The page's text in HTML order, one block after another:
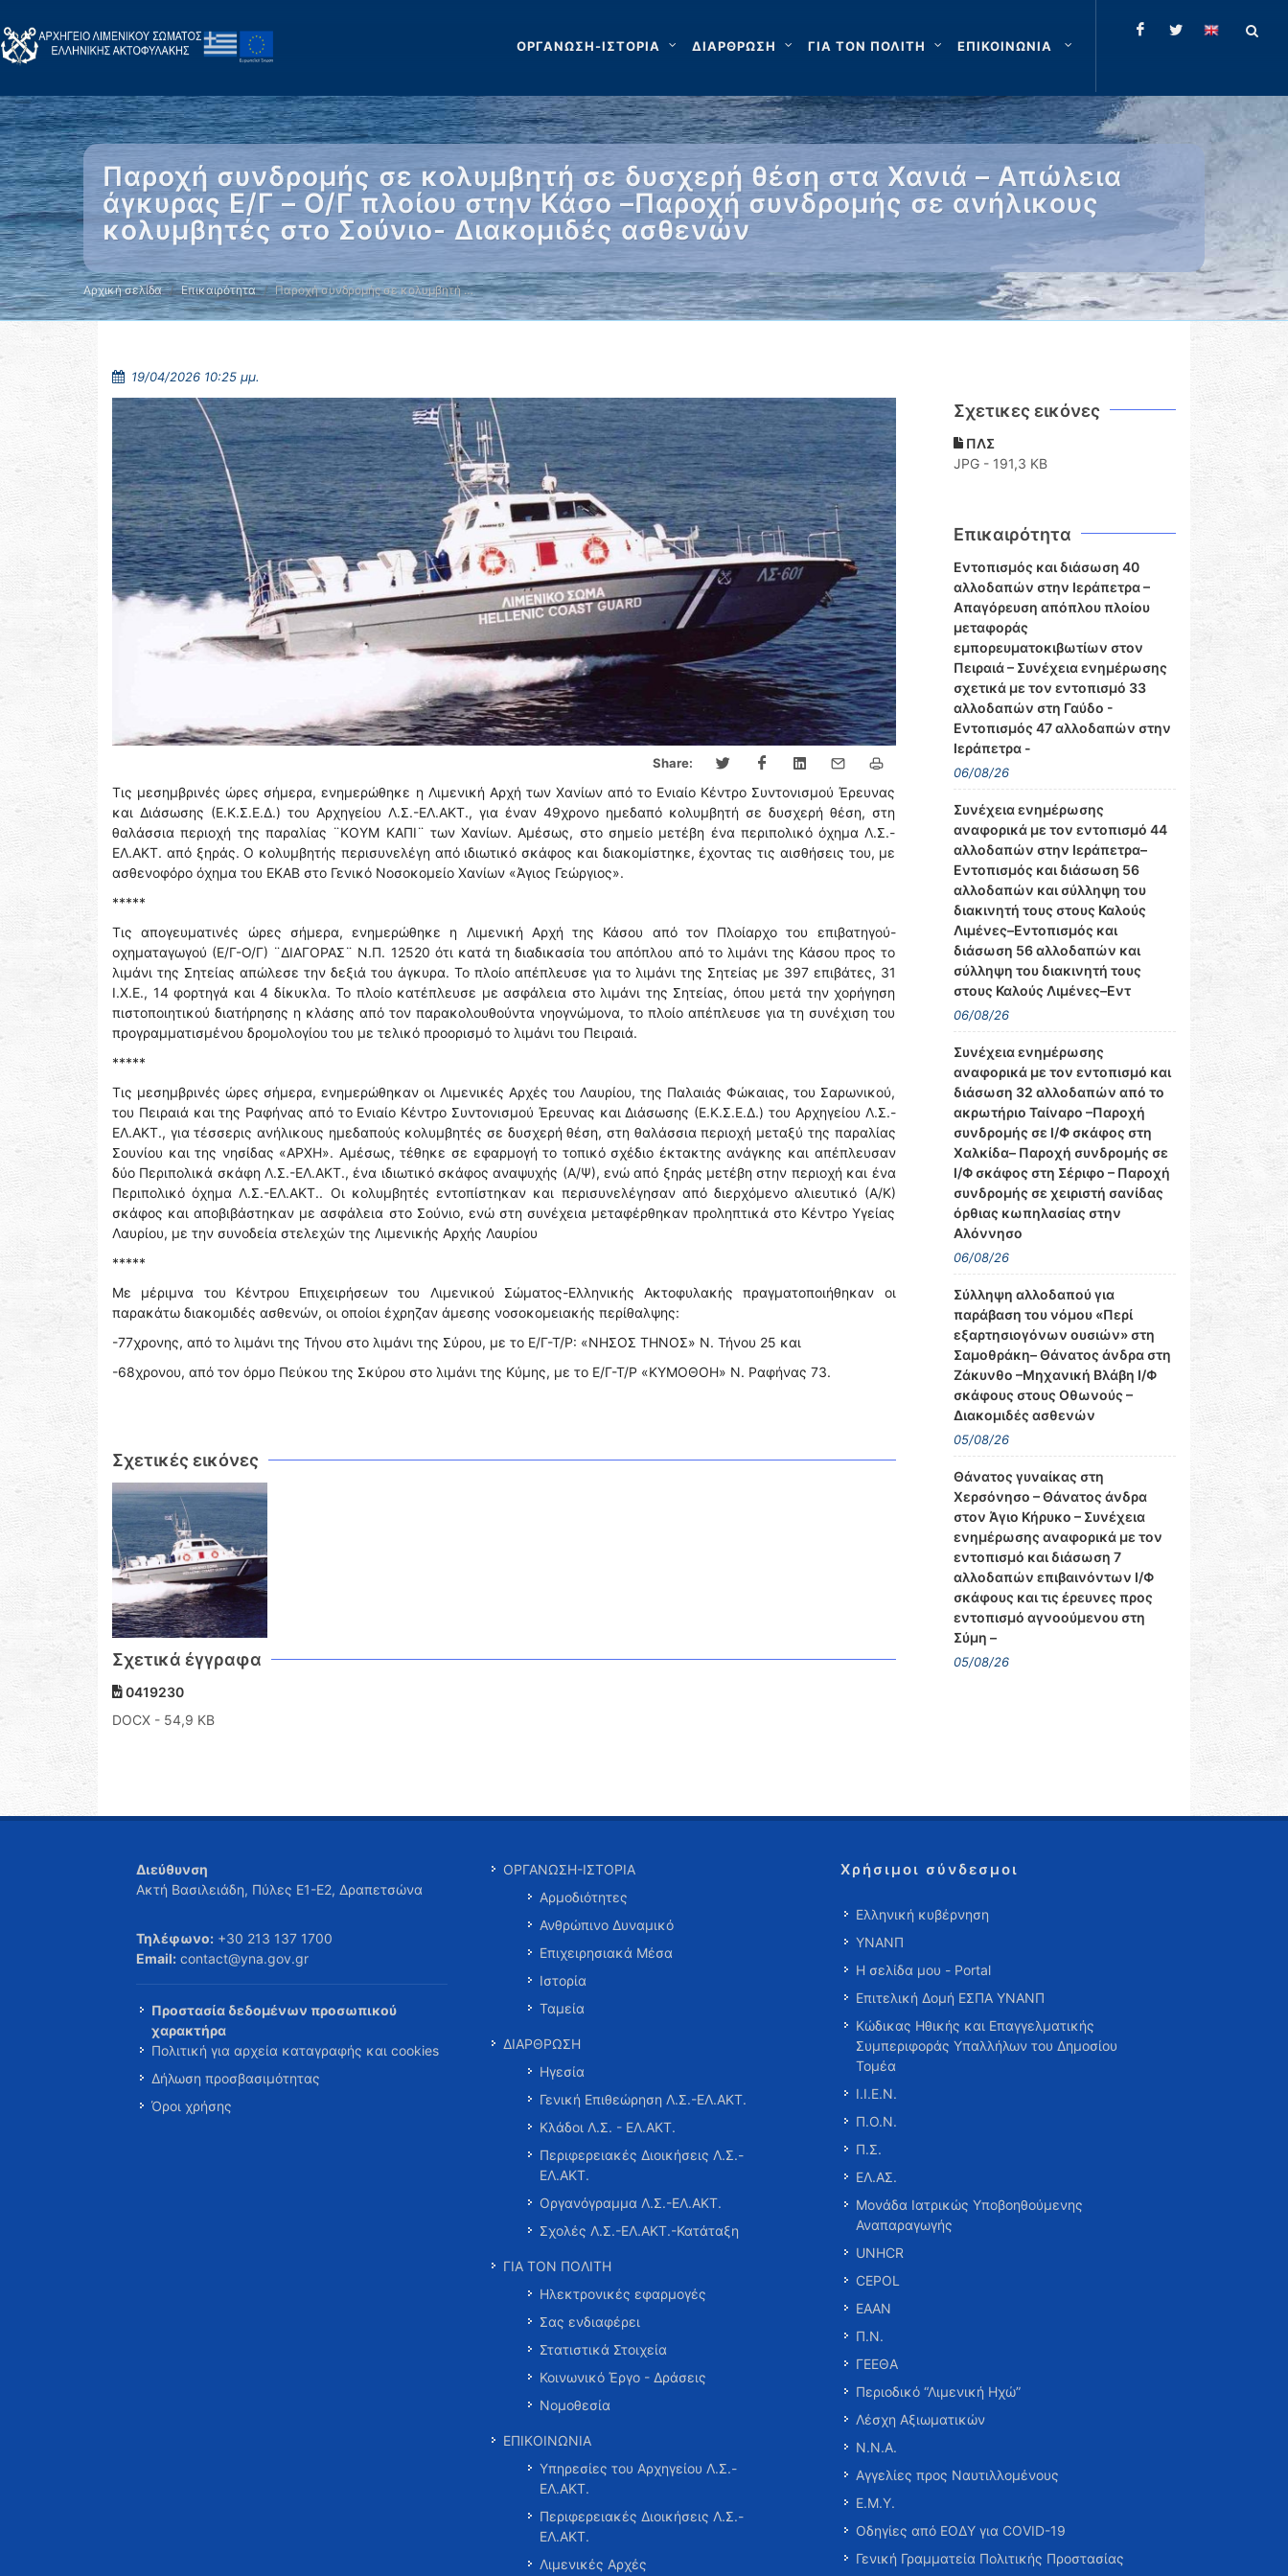
ΟΡΓΑΝΩΣΗ-ΙΣΤΟΡΙΑ ΔΙΑΡΘΡΩΣΗ ΓΙΑ ΤΟΝ ΠΟΛΙΤΗ ΕΠΙΚΟΙΝΩΝΙΑ
Παροχή συνδρομής σε κολυμβητή σε δυσχερή θέση στα Χανιά – Απώλεια
άγκυρας Ε/Γ – Ο/Γ πλοίου στην Κάσο –Παροχή συνδρομής σε ανήλικους
κολυμβητές στο Σούνιο- Διακομιδές ασθενών
Αρχική σελίδα Επικαιρότητα Παροχή συνδρομής σε κολυμβητή …
19/04/2026 10:25 μμ.
Share:
Τις μεσημβρινές ώρες σήμερα, ενημερώθηκε η Λιμενική Αρχή των Χανίων από το Ενιαίο Κέντρο Συντονισμού Έρευνας
και Διάσωσης (Ε.Κ.Σ.Ε.Δ.) του Αρχηγείου Λ.Σ.-ΕΛ.ΑΚΤ., για έναν 49χρονο ημεδαπό κολυμβητή σε δυσχερή θέση, στη
θαλάσσια περιοχή της παραλίας ¨ΚΟΥΜ ΚΑΠΙ¨ των Χανίων. Αμέσως, στο σημείο μετέβη ένα περιπολικό όχημα Λ.Σ.-
ΕΛ.ΑΚΤ. από ξηράς. Ο κολυμβητής περισυνελέγη από ιδιωτικό σκάφος και διακομίστηκε, έχοντας τις αισθήσεις του, με
ασθενοφόρο όχημα του ΕΚΑΒ στο Γενικό Νοσοκομείο Χανίων «Άγιος Γεώργιος».
*****
Τις απογευματινές ώρες σήμερα, ενημερώθηκε η Λιμενική Αρχή της Κάσου από τον Πλοίαρχο του επιβατηγού-
οχηματαγωγού (Ε/Γ-Ο/Γ) ¨ΔΙΑΓΟΡΑΣ¨ N.Π. 12520 ότι κατά τη διαδικασία του απόπλου από το λιμάνι της Κάσου προς το
λιμάνι της Σητείας απώλεσε την δεξιά του άγκυρα. Το πλοίο απέπλευσε για το λιμάνι της Σητείας με 397 επιβάτες, 31
Ι.Χ.Ε., 14 φορτηγά και 4 δίκυκλα. Το πλοίο κατέπλευσε με ασφάλεια στο λιμάνι της Σητείας, όπου μετά την χορήγηση
πιστοποιητικού διατήρησης η κλάσης από τον παρακολουθούντα νηογνώμονα, το πλοίο απέπλευσε για τη συνέχιση του
προγραμματισμένου δρομολογίου του με τελικό προορισμό το λιμάνι του Πειραιά.
*****
Τις μεσημβρινές ώρες σήμερα, ενημερώθηκαν οι Λιμενικές Αρχές του Λαυρίου, της Παλαιάς Φώκαιας, του Σαρωνικού,
του Πειραιά και της Ραφήνας από το Ενιαίο Κέντρο Συντονισμού Έρευνας και Διάσωσης (Ε.Κ.Σ.Ε.Δ.) του Αρχηγείου Λ.Σ.-
ΕΛ.ΑΚΤ., για τέσσερις ανήλικους ημεδαπούς κολυμβητές σε δυσχερή θέση, στη θαλάσσια περιοχή μεταξύ της παραλίας
Σουνίου και της νησίδας «ΑΡΧΗ». Αμέσως, τέθηκε σε εφαρμογή το τοπικό σχέδιο έκτακτης ανάγκης και απέπλευσαν
δύο Περιπολικά σκάφη Λ.Σ.-ΕΛ.ΑΚΤ., ένα ιδιωτικό σκάφος αναψυχής (Α/Ψ), ενώ από ξηράς μετέβη στην περιοχή και ένα
Περιπολικό όχημα Λ.Σ.-ΕΛ.ΑΚΤ.. Οι κολυμβητές εντοπίστηκαν και περισυνελέγησαν από διερχόμενο αλιευτικό (Α/Κ)
σκάφος και αποβιβάστηκαν με ασφάλεια στο Σούνιο, ενώ στη συνέχεια μεταφέρθηκαν προληπτικά στο Κέντρο Υγείας
Λαυρίου, με την συνοδεία στελεχών της Λιμενικής Αρχής Λαυρίου
*****
Με μέριμνα του Κέντρου Επιχειρήσεων του Λιμενικού Σώματος-Ελληνικής Ακτοφυλακής πραγματοποιήθηκαν οι
παρακάτω διακομιδές ασθενών, οι οποίοι έχρηζαν άμεσης νοσοκομειακής περίθαλψης:
-77χρονης, από το λιμάνι της Τήνου στο λιμάνι της Σύρου, με το Ε/Γ-Τ/Ρ: «ΝΗΣΟΣ ΤΗΝΟΣ» Ν. Τήνου 25 και
-68χρονου, από τον όρμο Πεύκου της Σκύρου στο λιμάνι της Κύμης, με το Ε/Γ-Τ/Ρ «ΚΥΜΟΘΟΗ» Ν. Ραφήνας 73.
Σχετικές εικόνες
Σχετικά έγγραφα
0419230
DOCX - 54,9 KB
Σχετικες εικόνες
ΠΛΣ
JPG - 191,3 KB
Επικαιρότητα
Εντοπισμός και διάσωση 40
αλλοδαπών στην Ιεράπετρα –
Απαγόρευση απόπλου πλοίου
μεταφοράς
εμπορευματοκιβωτίων στον
Πειραιά – Συνέχεια ενημέρωσης
σχετικά με τον εντοπισμό 33
αλλοδαπών στη Γαύδο -
Εντοπισμός 47 αλλοδαπών στην
Ιεράπετρα -
06/08/26
Συνέχεια ενημέρωσης
αναφορικά με τον εντοπισμό 44
αλλοδαπών στην Ιεράπετρα–
Εντοπισμός και διάσωση 56
αλλοδαπών και σύλληψη του
διακινητή τους στους Καλούς
Λιμένες–Εντοπισμός και
διάσωση 56 αλλοδαπών και
σύλληψη του διακινητή τους
στους Καλούς Λιμένες–Εντ
06/08/26
Συνέχεια ενημέρωσης
αναφορικά με τον εντοπισμό και
διάσωση 32 αλλοδαπών από το
ακρωτήριο Ταίναρο –Παροχή
συνδρομής σε Ι/Φ σκάφος στη
Χαλκίδα– Παροχή συνδρομής σε
Ι/Φ σκάφος στη Σέριφο – Παροχή
συνδρομής σε χειριστή σανίδας
όρθιας κωπηλασίας στην
Αλόννησο
06/08/26
Σύλληψη αλλοδαπού για
παράβαση του νόμου «Περί
εξαρτησιογόνων ουσιών» στη
Σαμοθράκη– Θάνατος άνδρα στη
Ζάκυνθο –Μηχανική Βλάβη Ι/Φ
σκάφους στους Οθωνούς –
Διακομιδές ασθενών
05/08/26
Θάνατος γυναίκας στη
Χερσόνησο – Θάνατος άνδρα
στον Άγιο Κήρυκο – Συνέχεια
ενημέρωσης αναφορικά με τον
εντοπισμό και διάσωση 7
αλλοδαπών επιβαινόντων Ι/Φ
σκάφους και τις έρευνες προς
εντοπισμό αγνοούμενου στη
Σύμη –
05/08/26
Διεύθυνση
Ακτή Βασιλειάδη, Πύλες Ε1-Ε2, Δραπετσώνα
Τηλέφωνο: +30 213 137 1700
Email: contact@yna.gov.gr
Προστασία δεδομένων προσωπικού
χαρακτήρα
Πολιτική για αρχεία καταγραφής και cookies
Δήλωση προσβασιμότητας
Όροι χρήσης
ΟΡΓΑΝΩΣΗ-ΙΣΤΟΡΙΑ
Αρμοδιότητες
Ανθρώπινο Δυναμικό
Επιχειρησιακά Μέσα
Ιστορία
Ταμεία
ΔΙΑΡΘΡΩΣΗ
Ηγεσία
Γενική Επιθεώρηση Λ.Σ.-ΕΛ.ΑΚΤ.
Κλάδοι Λ.Σ. - ΕΛ.ΑΚΤ.
Περιφερειακές Διοικήσεις Λ.Σ.-
ΕΛ.ΑΚΤ.
Οργανόγραμμα Λ.Σ.-ΕΛ.ΑΚΤ.
Σχολές Λ.Σ.-ΕΛ.ΑΚΤ.-Κατάταξη
ΓΙΑ ΤΟΝ ΠΟΛΙΤΗ
Ηλεκτρονικές εφαρμογές
Σας ενδιαφέρει
Στατιστικά Στοιχεία
Κοινωνικό Έργο - Δράσεις
Νομοθεσία
ΕΠΙΚΟΙΝΩΝΙΑ
Υπηρεσίες του Αρχηγείου Λ.Σ.-
ΕΛ.ΑΚΤ.
Περιφερειακές Διοικήσεις Λ.Σ.-
ΕΛ.ΑΚΤ.
Λιμενικές Αρχές
Χρήσιμοι σύνδεσμοι
Ελληνική κυβέρνηση
ΥΝΑΝΠ
Η σελίδα μου - Portal
Επιτελική Δομή ΕΣΠΑ ΥΝΑΝΠ
Κώδικας Ηθικής και Επαγγελματικής
Συμπεριφοράς Υπαλλήλων του Δημοσίου
Τομέα
Ι.Ι.Ε.Ν.
Π.Ο.Ν.
Π.Σ.
ΕΛ.ΑΣ.
Μονάδα Ιατρικώς Υποβοηθούμενης
Αναπαραγωγής
UNHCR
CEPOL
ΕΑΑΝ
Π.Ν.
ΓΕΕΘΑ
Περιοδικό “Λιμενική Ηχώ”
Λέσχη Αξιωματικών
Ν.Ν.Α.
Αγγελίες προς Ναυτιλλομένους
Ε.Μ.Υ.
Οδηγίες από ΕΟΔΥ για COVID-19
Γενική Γραμματεία Πολιτικής Προστασίας